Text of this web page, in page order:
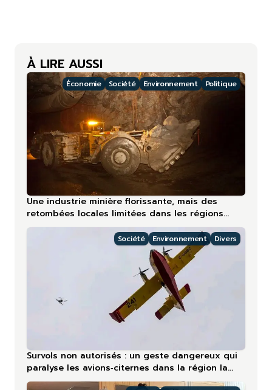
À LIRE AUSSI
Économie Société Environnement Politique
Une industrie minière florissante, mais des
retombées locales limitées dans les régions
nordiques
Société Environnement Divers
Survols non autorisés : un geste dangereux qui
paralyse les avions‑citernes dans la région la
plus touchée en 2026